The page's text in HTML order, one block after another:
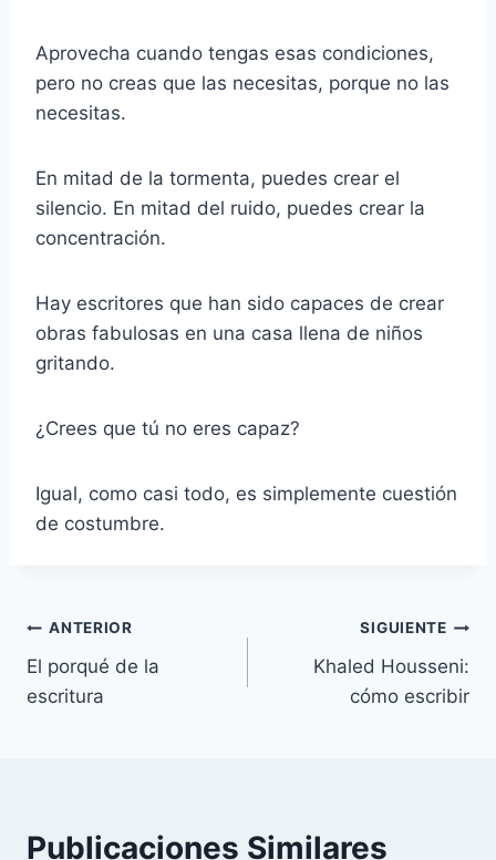
Aprovecha cuando tengas esas condiciones,
pero no creas que las necesitas, porque no las
necesitas.
En mitad de la tormenta, puedes crear el
silencio. En mitad del ruido, puedes crear la
concentración.
Hay escritores que han sido capaces de crear
obras fabulosas en una casa llena de niños
gritando.
¿Crees que tú no eres capaz?
Igual, como casi todo, es simplemente cuestión
de costumbre.
Navegación
de
ANTERIOR
El porqué de la
escritura
SIGUIENTE
Khaled Housseni:
cómo escribir
Publicaciones Similares